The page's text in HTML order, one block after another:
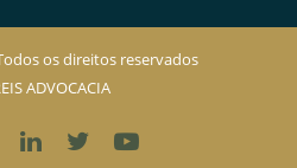
os direitos reservados
ADVOCACIA